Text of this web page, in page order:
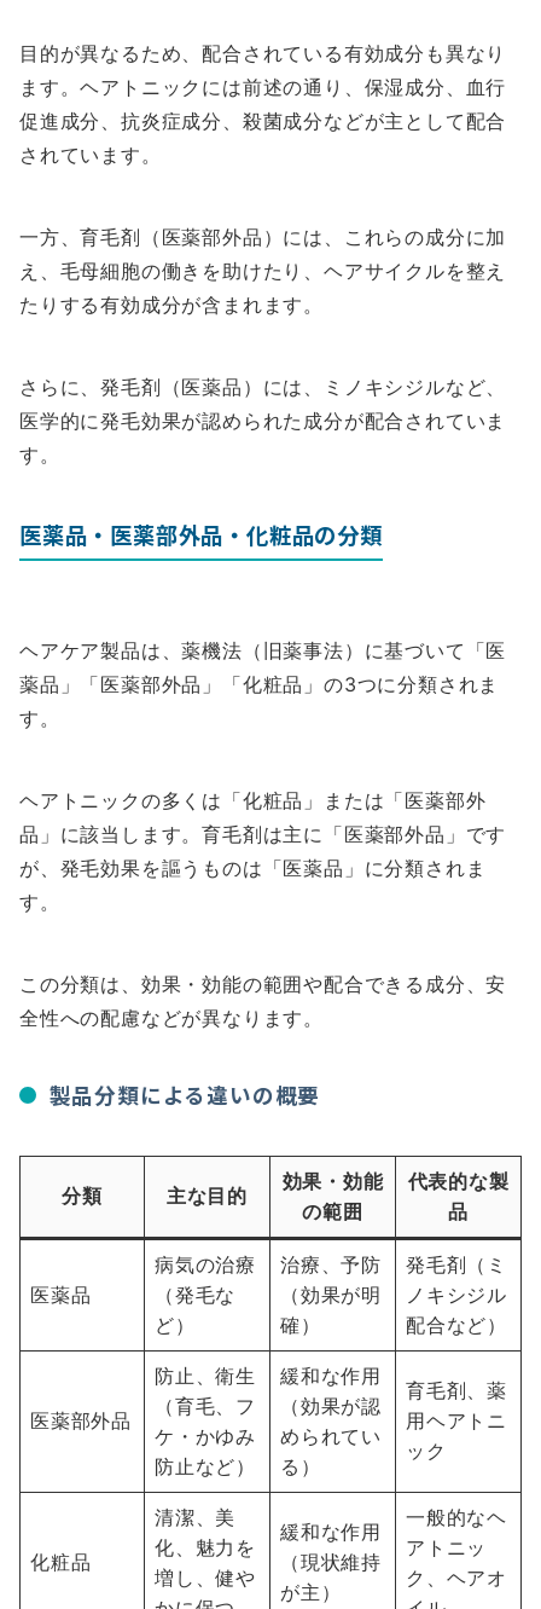
目的が異なるため、配合されている有効成分も異なり
ます。ヘアトニックには前述の通り、保湿成分、血行
促進成分、抗炎症成分、殺菌成分などが主として配合
されています。
一方、育毛剤（医薬部外品）には、これらの成分に加
え、毛母細胞の働きを助けたり、ヘアサイクルを整え
たりする有効成分が含まれます。
さらに、発毛剤（医薬品）には、ミノキシジルなど、
医学的に発毛効果が認められた成分が配合されていま
す。
医薬品・医薬部外品・化粧品の分類
ヘアケア製品は、薬機法（旧薬事法）に基づいて「医
薬品」「医薬部外品」「化粧品」の3つに分類されま
す。
ヘアトニックの多くは「化粧品」または「医薬部外
品」に該当します。育毛剤は主に「医薬部外品」です
が、発毛効果を謳うものは「医薬品」に分類されま
す。
この分類は、効果・効能の範囲や配合できる成分、安
全性への配慮などが異なります。
製品分類による違いの概要
分類 主な目的
効果・効能
の範囲
代表的な製
品
医薬品
病気の治療
（発毛な
ど）
治療、予防
（効果が明
確）
発毛剤（ミ
ノキシジル
配合など）
医薬部外品
防止、衛生
（育毛、フ
ケ・かゆみ
防止など）
緩和な作用
（効果が認
められてい
る）
育毛剤、薬
用ヘアトニ
ック
化粧品
清潔、美
化、魅力を
増し、健や
緩和な作用
（現状維持
が主）
一般的なヘ
アトニッ
ク、ヘアオ